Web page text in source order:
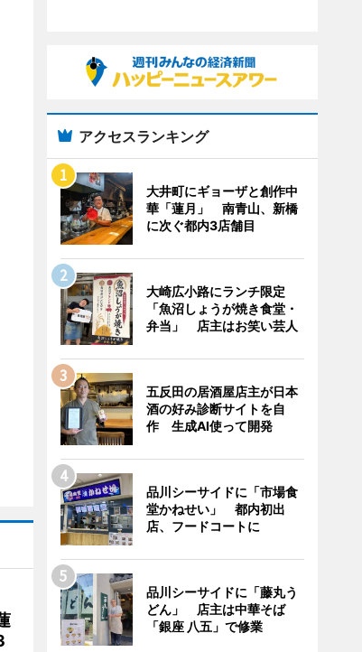
アクセスランキング
大井町にギョーザと創作中
華「蓮月」 南青山、新橋
に次ぐ都内3店舗目
大崎広小路にランチ限定
「魚沼しょうが焼き食堂・
弁当」 店主はお笑い芸人
五反田の居酒屋店主が日本
酒の好み診断サイトを自
作 生成AI使って開発
品川シーサイドに「市場食
堂かねせい」 都内初出
店、フードコートに
品川シーサイドに「藤丸う
どん」 店主は中華そば
「銀座 八五」で修業